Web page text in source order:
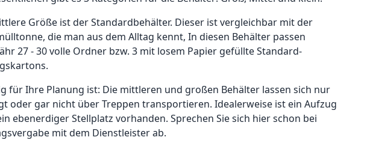
Größe ist der Standardbehälter. Dieser ist vergleichbar mit der
die man aus dem Alltag kennt, In diesen Behälter passen
27 - 30 volle Ordner bzw. 3 mit losem Papier gefüllte Standard-
für Ihre Planung ist: Die mittleren und großen Behälter lassen sich nur
oder gar nicht über Treppen transportieren. Idealerweise ist ein Aufzug
ebenerdiger Stellplatz vorhanden. Sprechen Sie sich hier schon bei
mit dem Dienstleister ab.